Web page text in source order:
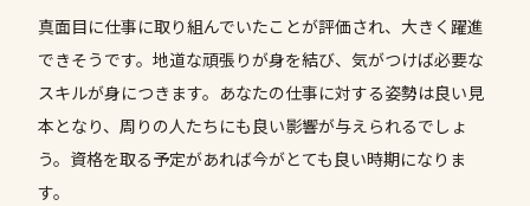
真面目に仕事に取り組んでいたことが評価され、大きく躍進
できそうです。地道な頑張りが身を結び、気がつけば必要な
スキルが身につきます。あなたの仕事に対する姿勢は良い見
本となり、周りの人たちにも良い影響が与えられるでしょ
う。資格を取る予定があれば今がとても良い時期になりま
す。